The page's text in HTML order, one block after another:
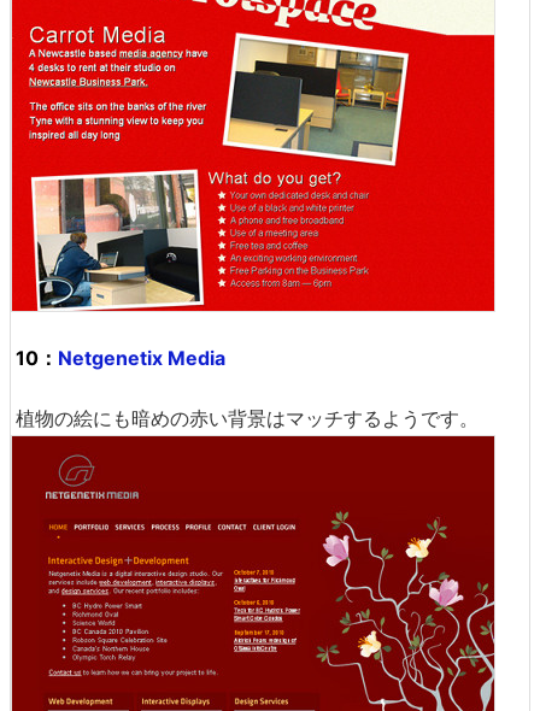
10： Netgenetix Media
植物の絵にも暗めの赤い背景はマッチするようです。